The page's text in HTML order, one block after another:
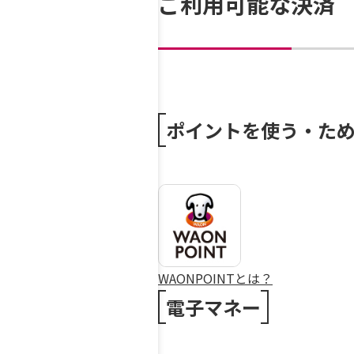
ポイントを使う・た
WAONPOINTとは？
電子マネー